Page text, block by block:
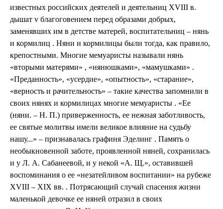
известных российских деятелей и деятельниц ХVIII в.
дышат v благоговением перед образами добрых,
заменявших им в детстве матерей, воспитательниц – нянь
и кормилиц . Няни и кормилицы были тогда, как правило,
крепостными. Многие мемуаристы называли нянь
«вторыми матерями» , «нянюшками», «мамушками» .
«Преданность», «усердие», «опытность», «старание»,
«верность и рачительность» – такие качества запомнили в
своих нянях и кормилицах многие мемуаристы . «Ее
(няни. – Н. П.) приверженность, ее нежная заботливость,
ее святые молитвы имели великое влияние на судьбу
нашу...» – признавалась графиня Эделинг . Память о
необыкновенной заботе, проявленной няней, сохранилась
и у Л. А. Сабанеевой, и у некой «А. Щ.», оставившей
воспоминания о ее «незатейливом воспитании» на рубеже
ХVIII – XIX вв. . Потрясающий случай спасения жизни
маленькой девочке ее няней отразил в своих